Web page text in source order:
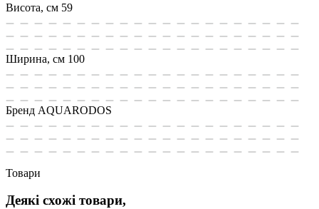
Висота, см 59
Ширина, см 100
Бренд AQUARODOS
Товари
Деякі схожі товари,